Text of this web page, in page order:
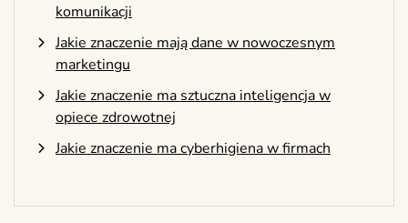
komunikacji
Jakie znaczenie mają dane w nowoczesnym
marketingu
Jakie znaczenie ma sztuczna inteligencja w
opiece zdrowotnej
Jakie znaczenie ma cyberhigiena w firmach